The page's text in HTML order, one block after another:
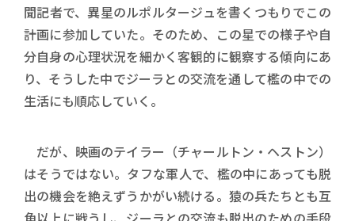
聞記者で、異星のルポルタージュを書くつもりでこの
計画に参加していた。そのため、この星での様子や自
分自身の心理状況を細かく客観的に観察する傾向にあ
り、そうした中でジーラとの交流を通して檻の中での
生活にも順応していく。
だが、映画のテイラー（チャールトン・ヘストン）
はそうではない。タフな軍人で、檻の中にあっても脱
出の機会を絶えずうかがい続ける。猿の兵たちとも互